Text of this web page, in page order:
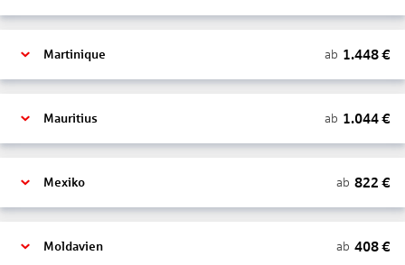
Martinique ab 1.448€
Mauritius ab 1.044€
Mexiko ab 822 €
Moldavien ab 408€